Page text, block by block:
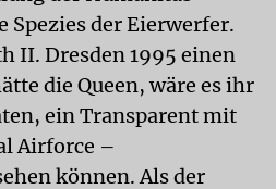
Spezies der Eierwerfer.
II. Dresden 1995 einen
die Queen, wäre es ihr
ein Transparent mit
Airforce –
können. Als der